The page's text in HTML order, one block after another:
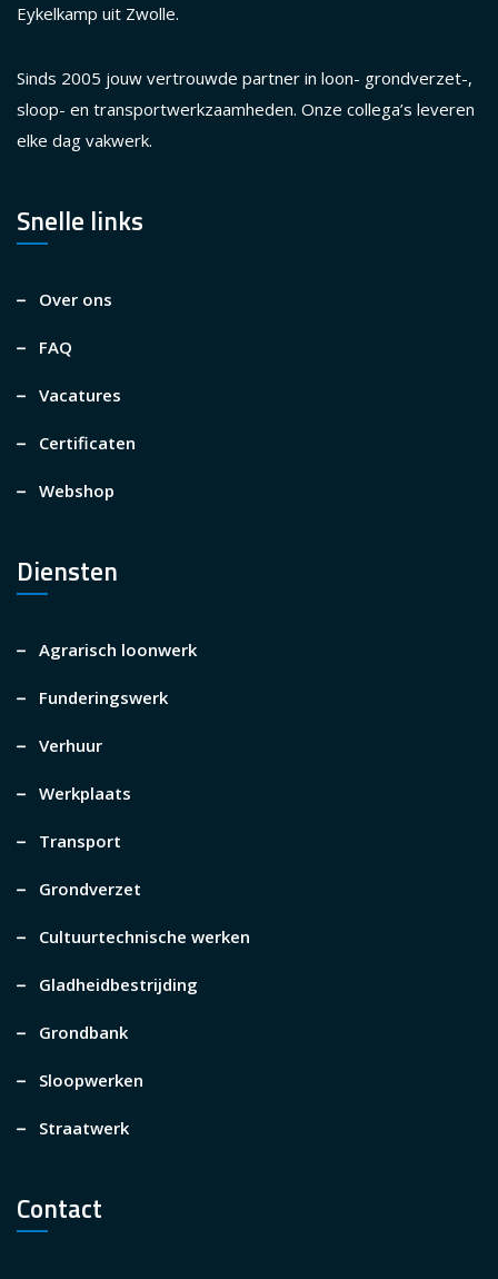
Eykelkamp uit Zwolle.
Sinds 2005 jouw vertrouwde partner in loon- grondverzet-,
sloop- en transportwerkzaamheden. Onze collega’s leveren
elke dag vakwerk.
Snelle links
Over ons
FAQ
Vacatures
Certificaten
Webshop
Diensten
Agrarisch loonwerk
Funderingswerk
Verhuur
Werkplaats
Transport
Grondverzet
Cultuurtechnische werken
Gladheidbestrijding
Grondbank
Sloopwerken
Straatwerk
Contact